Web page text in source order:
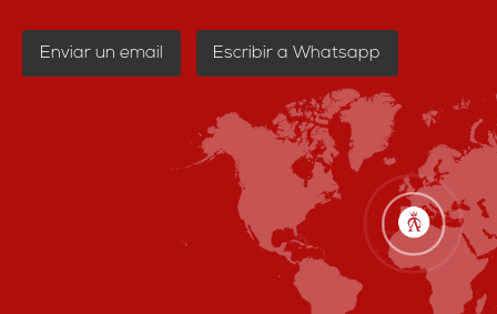
Enviar un email Escribir a Whatsapp